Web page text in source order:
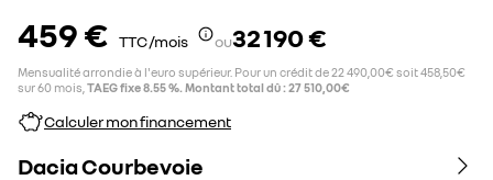
459 € TTC /mois ou32 190 €
Mensualité arrondie à l'euro supérieur. Pour un crédit de 22 490,00€ soit 458,50€
sur 60 mois, TAEG fixe 8.55 %. Montant total dû : 27 510,00€
Calculer mon financement
Dacia Courbevoie